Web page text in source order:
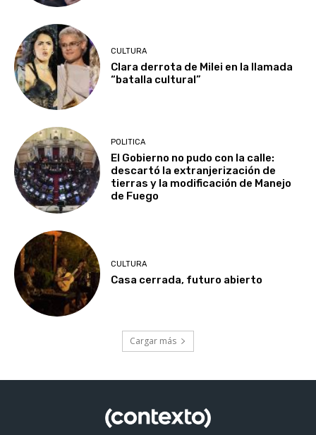
CULTURA
Clara derrota de Milei en la llamada
“batalla cultural”
POLITICA
El Gobierno no pudo con la calle:
descartó la extranjerización de
tierras y la modificación de Manejo
de Fuego
CULTURA
Casa cerrada, futuro abierto
Cargar más